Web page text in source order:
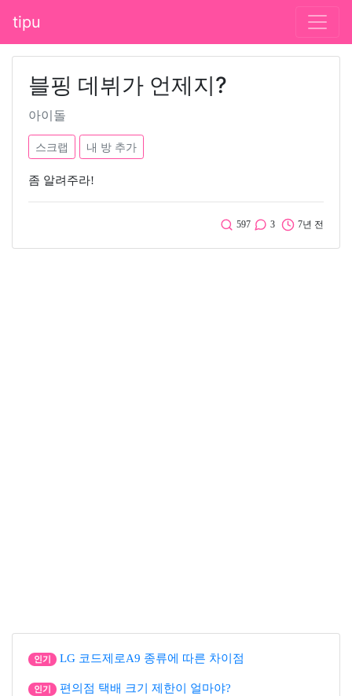
tipu
블핑 데뷔가 언제지?
아이돌
스크랩 내 방 추가
좀 알려주라!
597 3 7년 전
인기 LG 코드제로A9 종류에 따른 차이점
인기 편의점 택배 크기 제한이 얼마야?